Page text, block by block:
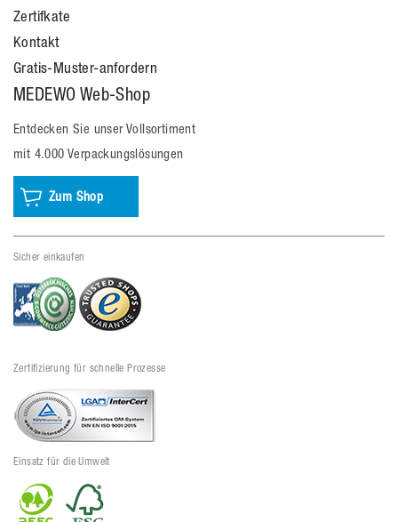
Zertifkate
Kontakt
Gratis-Muster-anfordern
MEDEWO Web-Shop
Entdecken Sie unser Vollsortiment
mit 4.000 Verpackungslösungen
Zum Shop
Sicher einkaufen
Zertifizierung für schnelle Prozesse
Einsatz für die Umwelt